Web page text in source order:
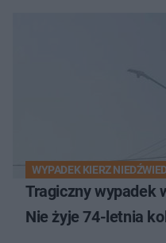
WYPADEK KIERZ
Tragiczny wypadek
Nie żyje 74-letnia